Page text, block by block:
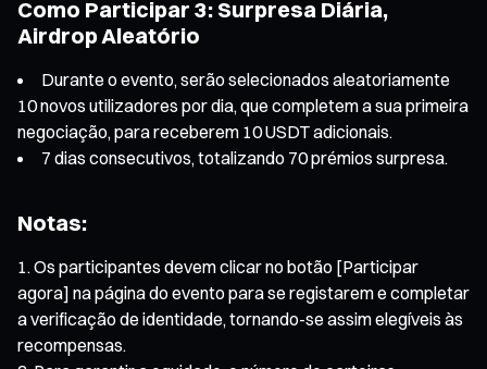
Como Participar 3: Surpresa Diária,
Airdrop Aleatório
Durante o evento, serão selecionados aleatoriamente
10 novos utilizadores por dia, que completem a sua primeira
negociação, para receberem 10 USDT adicionais.
7 dias consecutivos, totalizando 70 prémios surpresa.
Notas:
Os participantes devem clicar no botão [Participar
agora] na página do evento para se registarem e completar
a verificação de identidade, tornando-se assim elegíveis às
recompensas.